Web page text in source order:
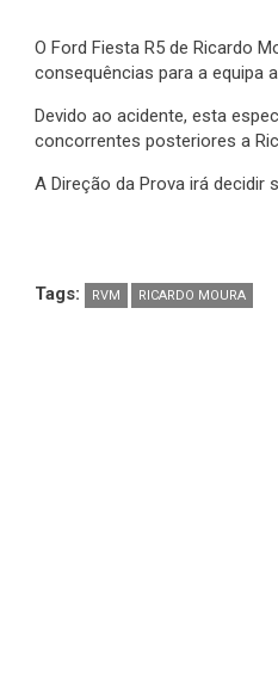
O Ford Fiesta R5 de Ricardo
consequências para a equipa
Devido ao acidente, esta
concorrentes posteriores a
A Direção da Prova irá decidir
Tags: RVM RICARDO MOURA